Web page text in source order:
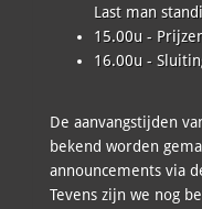
Last man
15.00u -
16.00u -
De aanvangstijden
bekend worden
announcements via
Tevens zijn we nog